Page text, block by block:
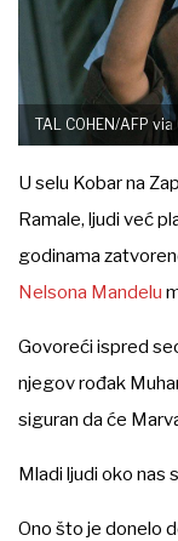
TAL COHEN/AFP
U selu Kobar na
Ramale, ljudi već
godinama
Nelsona Mandelu
Govoreći ispred
njegov rođak
siguran da će
Mladi ljudi oko nas
Ono što je donelo